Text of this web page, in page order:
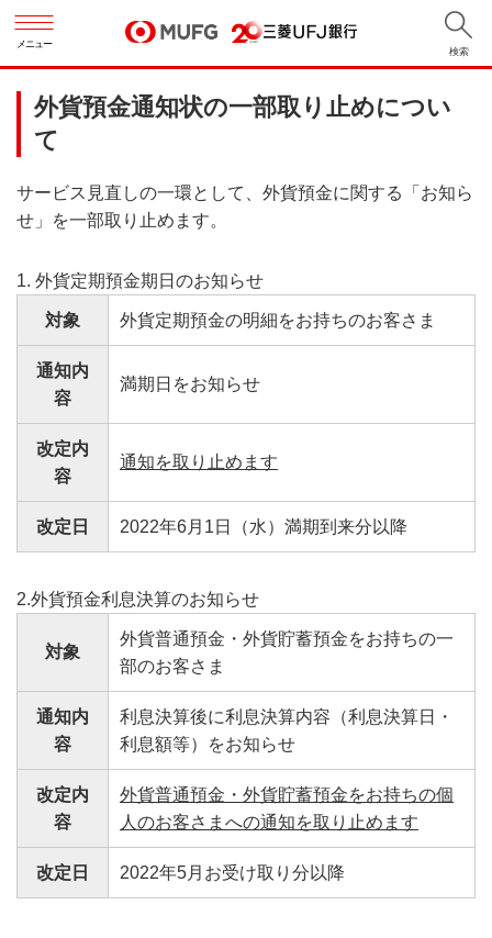
メニュー
検索
外貨預金通知状の一部取り止めについ
て
サービス見直しの一環として、外貨預金に関する「お知ら
せ」を一部取り止めます。
1. 外貨定期預金期日のお知らせ
対象 外貨定期預金の明細をお持ちのお客さま
通知内
容
満期日をお知らせ
改定内
容
通知を取り止めます
改定日 2022年6月1日（水）満期到来分以降
2.外貨預金利息決算のお知らせ
対象
外貨普通預金・外貨貯蓄預金をお持ちの一
部のお客さま
通知内
容
利息決算後に利息決算内容（利息決算日・
利息額等）をお知らせ
改定内
容
外貨普通預金・外貨貯蓄預金をお持ちの個
人のお客さまへの通知を取り止めます
改定日 2022年5月お受け取り分以降